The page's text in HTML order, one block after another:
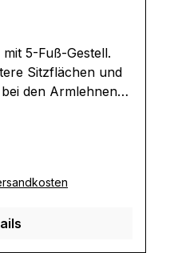
5-Fuß-Gestell.
Sitzflächen und
den Armlehnen
sorgt, dass der
sind die